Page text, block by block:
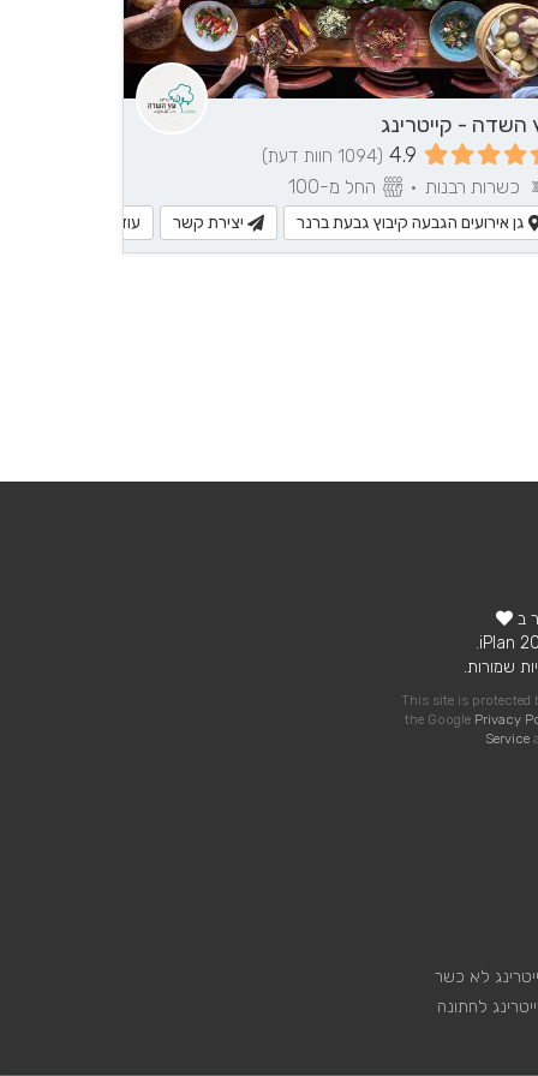
השדה - קייטרינג
4.9 (1094 חוות דעת)
כשרות רבנות • החל מ-100
גן אירועים הגבעה קיבוץ גבעת ברנר יצירת קשר עוד מידע
ב
שמורות.
This site is protected
the Google Privacy
Service
לא כשר
לחתונה